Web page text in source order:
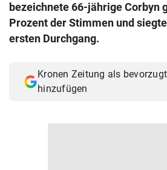
bezeichnete 66-jährige Corbyn
Prozent der Stimmen und
ersten Durchgang.
Kronen Zeitung als
hinzufügen